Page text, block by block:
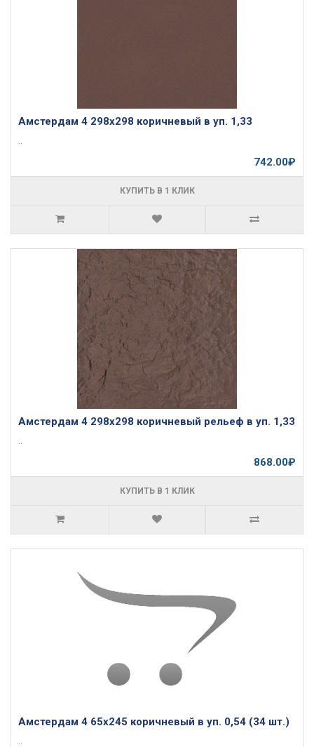
Амстердам 4 298х298 коричневый в уп. 1,33
..
742.00₽
КУПИТЬ В 1 КЛИК
Амстердам 4 298х298 коричневый рельеф в уп. 1,33
..
868.00₽
КУПИТЬ В 1 КЛИК
Амстердам 4 65х245 коричневый в уп. 0,54 (34 шт.)
..